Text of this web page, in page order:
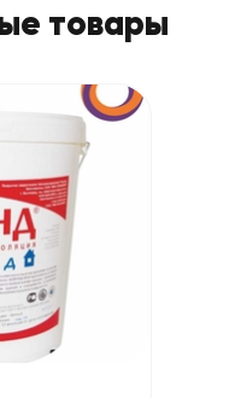
товары